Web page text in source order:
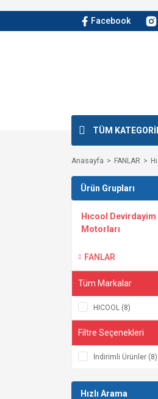
Facebook
TÜM
Anasayfa FANLAR
Ürün Grupları
Hıcool Devirdayim
Motorları
FANLAR
Tüm Markalar
HICOOL (8)
Filtre Seçenekleri
İndirimli Ürünler (8)
Hızlı Arama